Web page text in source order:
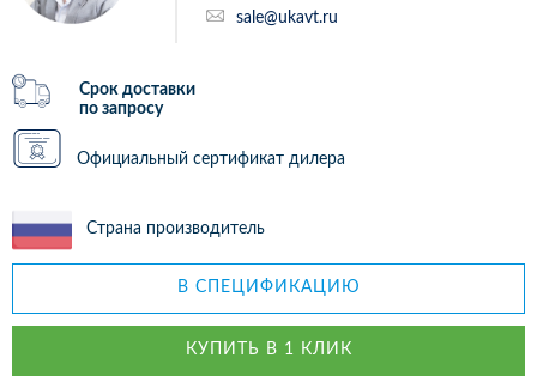
sale@ukavt.ru
Срок доставки
по запросу
Официальный сертификат дилера
Страна производитель
В СПЕЦИФИКАЦИЮ
КУПИТЬ В 1 КЛИК